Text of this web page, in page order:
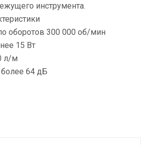
инструмента.
оборотов 300 000 об/мин
15 Вт
л/м
64 дБ